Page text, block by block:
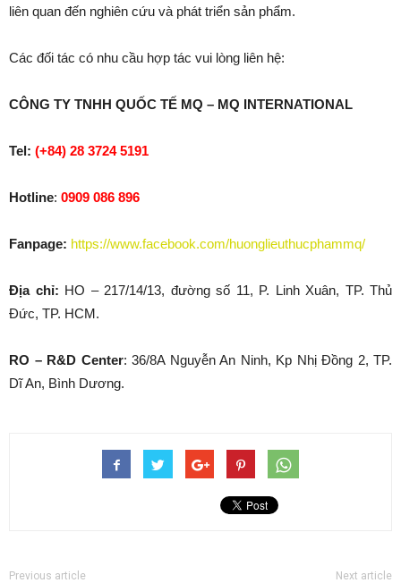
liên quan đến nghiên cứu và phát triển sản phẩm.
Các đối tác có nhu cầu hợp tác vui lòng liên hệ:
CÔNG TY TNHH QUỐC TẾ MQ – MQ INTERNATIONAL
Tel: (+84) 28 3724 5191
Hotline: 0909 086 896
Fanpage: https://www.facebook.com/huonglieuthucphammq/
Địa chỉ: HO – 217/14/13, đường số 11, P. Linh Xuân, TP. Thủ
Đức, TP. HCM.
RO – R&D Center: 36/8A Nguyễn An Ninh, Kp Nhị Đồng 2, TP.
Dĩ An, Bình Dương.
Previous article Next article